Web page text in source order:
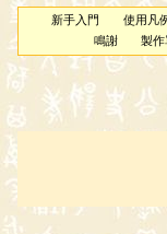
新手入門 使用凡
鳴謝
製作